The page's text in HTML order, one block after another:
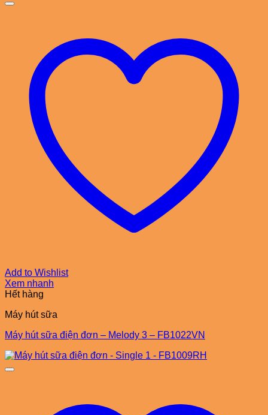
Add to Wishlist
Xem nhanh
Hết hàng
Máy hút sữa
Máy hút sữa điện đơn – Melody 3 – FB1022VN